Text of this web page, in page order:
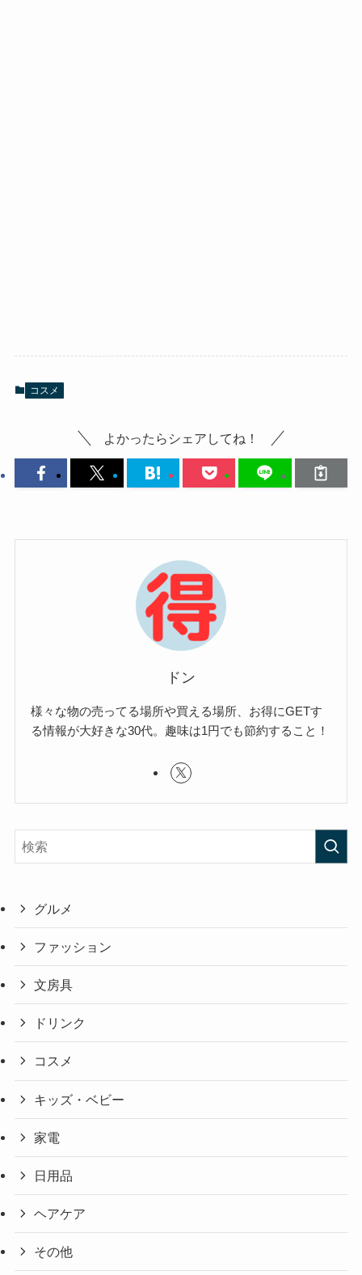
コスメ
よかったらシェアしてね！
ドン
様々な物の売ってる場所や買える場所、お得にGETす
る情報が大好きな30代。趣味は1円でも節約すること！
グルメ
ファッション
文房具
ドリンク
コスメ
キッズ・ベビー
家電
日用品
ヘアケア
その他